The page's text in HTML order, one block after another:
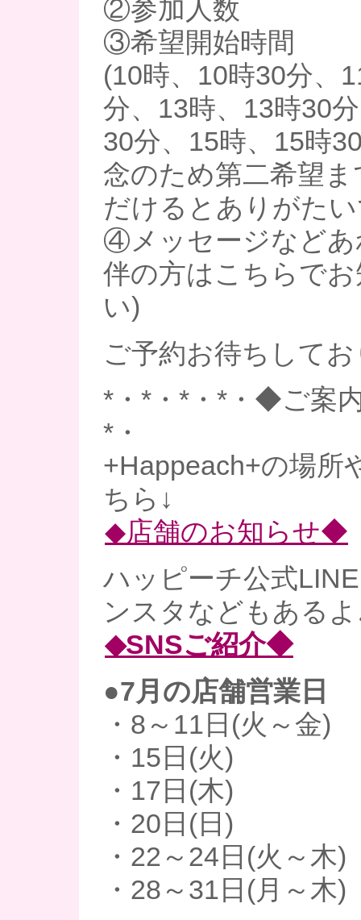
②参加人数
③希望開始時間
(10時、10時30分、
分、13時、13時30
30分、15時、15時
念のため第二希望
だけるとありがた
④メッセージなどあ
伴の方はこちらで
い)
ご予約お待ちして
*・*・*・*・◆ご案
*・
+Happeach+の場所
ちら↓
◆店舗のお知らせ◆
ハッピーチ公式
ンスタなどもある
◆SNSご紹介◆
●7月の店舗営業日
・8～11日(火～金)
・15日(火)
・17日(木)
・20日(日)
・22～24日(火～木)
・28～31日(月～木)